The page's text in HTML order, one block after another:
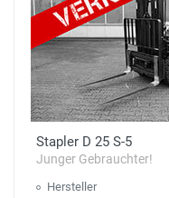
Stapler D 25 S-5
Junger Gebrauchter!
Hersteller